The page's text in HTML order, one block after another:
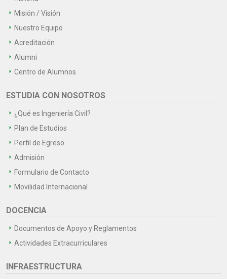
Misión / Visión
Nuestro Equipo
Acreditación
Alumni
Centro de Alumnos
ESTUDIA CON NOSOTROS
¿Qué es Ingeniería Civil?
Plan de Estudios
Perfil de Egreso
Admisión
Formulario de Contacto
Movilidad Internacional
DOCENCIA
Documentos de Apoyo y Reglamentos
Actividades Extracurriculares
INFRAESTRUCTURA